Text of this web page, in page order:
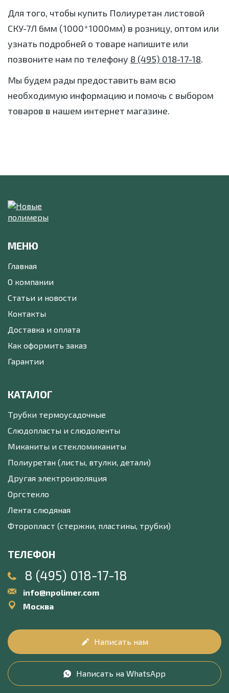
Для того, чтобы купить Полиуретан листовой
СКУ-7Л 6мм (1000*1000мм) в розницу, оптом или
узнать подробней о товаре напишите или
позвоните нам по телефону 8 (495) 018-17-18.
Мы будем рады предоставить вам всю
необходимую информацию и помочь с выбором
товаров в нашем интернет магазине.
МЕНЮ
Главная
О компании
Статьи и новости
Контакты
Доставка и оплата
Как оформить заказ
Гарантии
КАТАЛОГ
Трубки термоусадочные
Слюдопласты и слюдоленты
Миканиты и стекломиканиты
Полиуретан (листы, втулки, детали)
Другая электроизоляция
Оргстекло
Лента слюдяная
Фторопласт (стержни, пластины, трубки)
ТЕЛЕФОН
8 (495) 018-17-18
info@npolimer.com
Москва
Написать нам
Написать на WhatsApp